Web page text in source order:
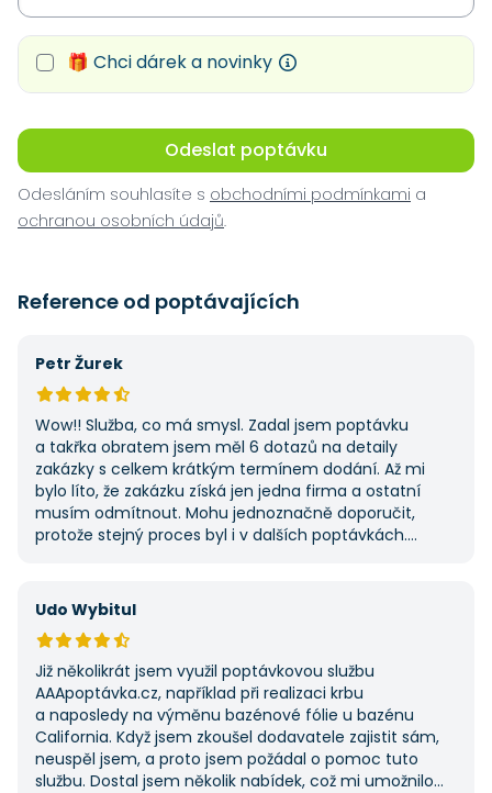
🎁 Chci dárek a novinky
Odeslat poptávku
Odesláním souhlasíte s obchodními podmínkami a
ochranou osobních údajů.
Reference od poptávajících
Petr Žurek
Wow!! Služba, co má smysl. Zadal jsem poptávku
a takřka obratem jsem měl 6 dotazů na detaily
zakázky s celkem krátkým termínem dodání. Až mi
bylo líto, že zakázku získá jen jedna firma a ostatní
musím odmítnout. Mohu jednoznačně doporučit,
protože stejný proces byl i v dalších poptávkách.
Udo Wybitul
Již několikrát jsem využil poptávkovou službu
AAApoptávka.cz, například při realizaci krbu
a naposledy na výměnu bazénové fólie u bazénu
California. Když jsem zkoušel dodavatele zajistit sám,
neuspěl jsem, a proto jsem požádal o pomoc tuto
službu. Dostal jsem několik nabídek, což mi umožnilo